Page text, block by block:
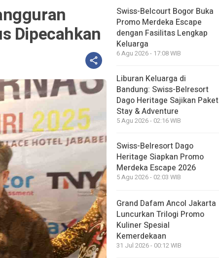
Dipecahkan
Swiss-Belcourt Bogor Buka
Promo Merdeka Escape
dengan Fasilitas Lengkap
Keluarga
6 Agu 2026 - 17:08 WIB
Liburan Keluarga di
Bandung: Swiss-Belresort
Dago Heritage Sajikan Paket
Stay & Adventure
5 Agu 2026 - 02:16 WIB
Swiss-Belresort Dago
Heritage Siapkan Promo
Merdeka Escape 2026
5 Agu 2026 - 02:03 WIB
Grand Dafam Ancol Jakarta
Luncurkan Trilogi Promo
Kuliner Spesial
Kemerdekaan
31 Jul 2026 - 00:12 WIB